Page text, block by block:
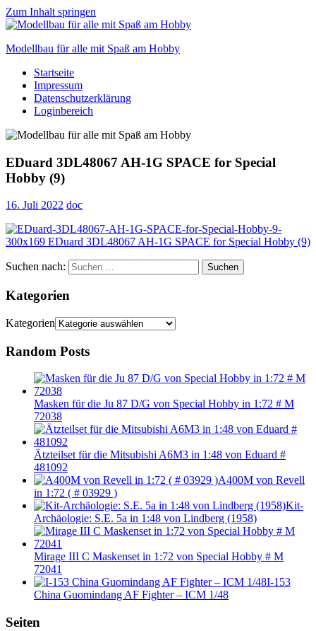
Zum Inhalt springen
Modellbau für alle mit Spaß am Hobby
Scale
modelling
to
Startseite
Impressum
Datenschutzerklärung
Loginbereich
EDuard 3DL48067 AH-1G SPACE for Special
Hobby (9)
16. Juli 2022 doc
Suchen nach: Suchen
Kategorien
Kategorien
Random Posts
Masken für die Ju 87 D/G von Special Hobby in 1:72 # M
72038
Ätzteilset für die Mitsubishi A6M3 in 1:48 von Eduard #
481092
A400M von Revell
in 1:72 ( # 03929 )
Kit-
Archäologie: S.E. 5a in 1:48 von Lindberg (1958)
Mirage III C Maskenset in 1:72 von Special Hobby # M
72041
I-153
China Guomindang AF Fighter – ICM 1/48
Seiten